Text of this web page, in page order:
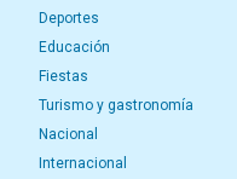
Deportes
Educación
Fiestas
Turismo y gastronomía
Nacional
Internacional